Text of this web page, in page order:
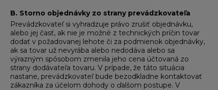
B. Storno objednávky zo strany prevádzkovateľa
Prevádzkovateľ si vyhradzuje právo zrušiť objednávku,
alebo jej časť, ak nie je možné z technických príčin tovar
dodať v požadovanej lehote či za podmienok objednávky,
ak sa tovar už nevyrába alebo nedodáva alebo sa
výrazným spôsobom zmenila jeho cena účtovaná zo
strany dodávateľa tovaru. V prípade, že táto situácia
nastane, prevádzkovateľ bude bezodkladne kontaktovať
zákazníka za účelom dohody o ďalšom postupe. V